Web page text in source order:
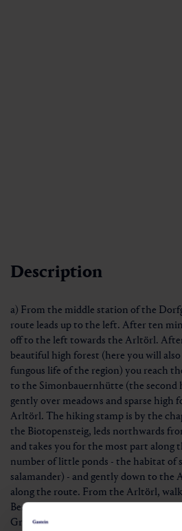
Description
a) From the middle station of the
route leads up to the left. After ten
off to the left towards the Arltörl.
beautiful high forest (here you will
fungous life of the region) you reach
to the Simonbauernhütte (the
gently over meadows and sparse high
Arltörl. The hiking stamp is by the
the Biotopensteig, leds northwards
and takes you for the most part along
number of little ponds - the habitat of
salamander) - and gently down to
along the route. From the Arltörl,
Berglandhaus and from there, carry
Grossarl. You can obtain a hiking